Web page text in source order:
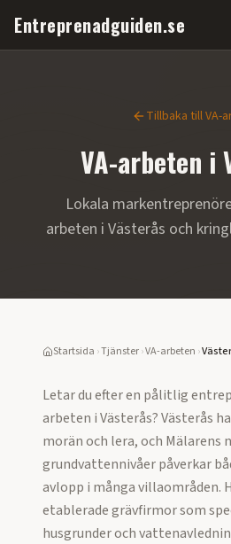
Entreprenadguiden.se
Tillbaka tillVA-
VA-arbeten i
Lokala
arbeten i Västerås och
Startsida ›Tjänster›VA-arbeten ›
Letar du efter en pålitlig
arbeten iVästerås?Västerås
morän och lera, och Mälarens
grundvattennivåer påverkar
avlopp i många villaområden.
etablerade grävfirmor som
husgrunder och